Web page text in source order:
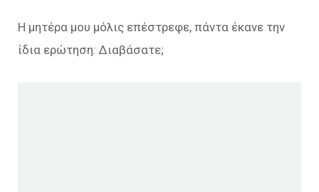
Η μητέρα μου μόλις επέστρεφε, πάντα έκανε την
ίδια ερώτηση: Διαβάσατε;